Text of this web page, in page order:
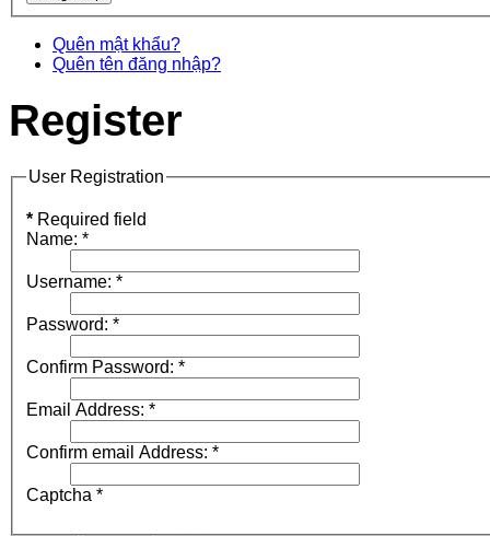
Quên mật khẩu?
Quên tên đăng nhập?
Register
User Registration
* Required field
Name: *
Username: *
Password: *
Confirm Password: *
Email Address: *
Confirm email Address: *
Captcha *